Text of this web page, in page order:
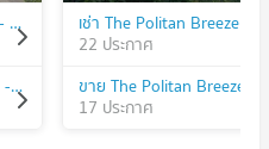
เช่า Lumpini Ville Pranangklao - Riverview
ขาย Lumpini Ville Pranangklao - Riverview
เช่า The Politan Breeze
22 ประกาศ
ขาย The Politan Breeze
17 ประกาศ